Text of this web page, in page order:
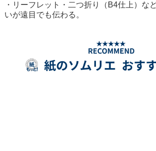
・リーフレット・二つ折り（B4仕上）な
いが遠目でも伝わる。